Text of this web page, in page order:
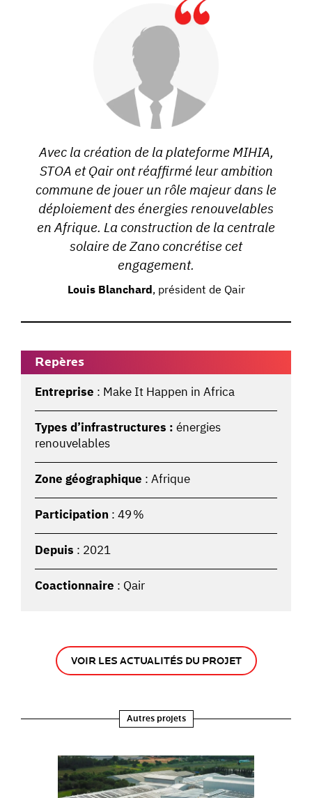
Avec la création de la plateforme MIHIA,
STOA et Qair ont réaffirmé leur ambition
commune de jouer un rôle majeur dans le
déploiement des énergies renouvelables
en Afrique. La construction de la centrale
solaire de Zano concrétise cet
engagement.
Louis Blanchard, président de Qair
Repères
Entreprise : Make It Happen in Africa
Types d’infrastructures : énergies
renouvelables
Zone géographique : Afrique
Participation : 49 %
Depuis : 2021
Coactionnaire : Qair
VOIR LES ACTUALITÉS DU PROJET
Autres projets